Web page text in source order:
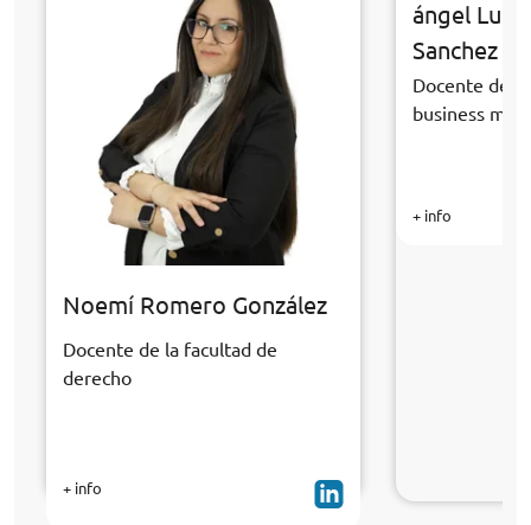
Noemí Romero González
Docente de la facultad de
derecho
+ info
ángel Luis
Sanchez
Docente de
business
+ info